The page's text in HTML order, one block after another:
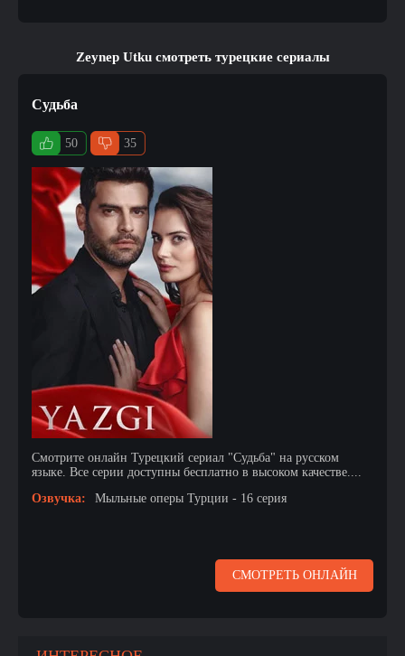
Zeynep Utku смотреть турецкие сериалы
Судьба
50 35
Смотрите онлайн Турецкий сериал "Судьба" на русском
языке. Все серии доступны бесплатно в высоком качестве....
Озвучка:
Мыльные оперы Турции - 16 серия
СМОТРЕТЬ ОНЛАЙН